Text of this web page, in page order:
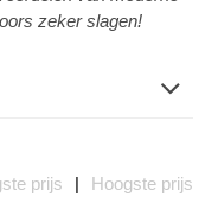
zeker slagen!
prijs | Hoogste prijs